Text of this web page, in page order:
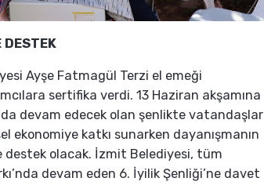
DESTEK
Ayşe Fatmagül Terzi el emeği
sertifika verdi. 13 Haziran akşamına
devam edecek olan şenlikte vatandaşlar
ekonomiye katkı sunarken dayanışmanın
destek olacak. İzmit Belediyesi, tüm
devam eden 6. İyilik Şenliği’ne davet